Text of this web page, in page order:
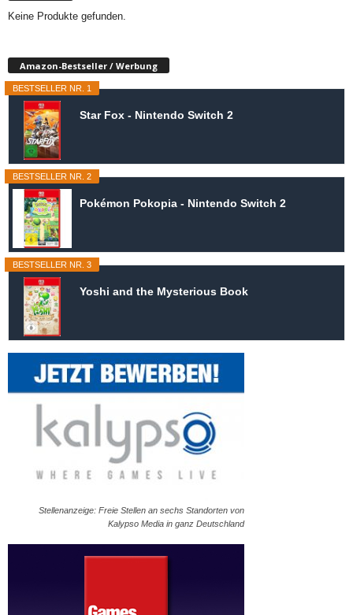
Keine Produkte gefunden.
Amazon-Bestseller / Werbung
BESTSELLER NR. 1
Star Fox - Nintendo Switch 2
BESTSELLER NR. 2
Pokémon Pokopia - Nintendo Switch 2
BESTSELLER NR. 3
Yoshi and the Mysterious Book
Stellenanzeige: Freie Stellen an sechs Standorten von
Kalypso Media in ganz Deutschland